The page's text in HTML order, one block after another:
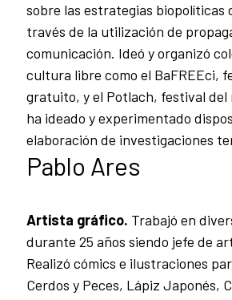
sobre las estrategias biopolíticas
través de la utilización de
comunicación. Ideó y organizó
cultura libre como el BaFREEci,
gratuito, y el Potlach, festival del
ha ideado y experimentado
elaboración de investigaciones
Pablo Ares
Artista gráfico. Trabajó en
durante 25 años siendo jefe de
Realizó cómics e ilustraciones
Cerdos y Peces, Lápiz Japonés,